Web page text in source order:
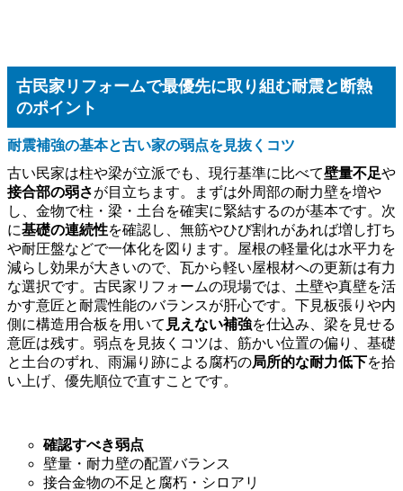
古民家リフォームで最優先に取り組む耐震と断熱
のポイント
耐震補強の基本と古い家の弱点を見抜くコツ
古い民家は柱や梁が立派でも、現行基準に比べて壁量不足や
接合部の弱さが目立ちます。まずは外周部の耐力壁を増や
し、金物で柱・梁・土台を確実に緊結するのが基本です。次
に基礎の連続性を確認し、無筋やひび割れがあれば増し打ち
や耐圧盤などで一体化を図ります。屋根の軽量化は水平力を
減らし効果が大きいので、瓦から軽い屋根材への更新は有力
な選択です。古民家リフォームの現場では、土壁や真壁を活
かす意匠と耐震性能のバランスが肝心です。下見板張りや内
側に構造用合板を用いて 見えない補強を仕込み、梁を見せる
意匠は残す。弱点を見抜くコツは、筋かい位置の偏り、基礎
と土台のずれ、雨漏り跡による腐朽の局所的な耐力低下を拾
い上げ、優先順位で直すことです。
確認すべき弱点
壁量・耐力壁の配置バランス
接合金物の不足と腐朽・シロアリ